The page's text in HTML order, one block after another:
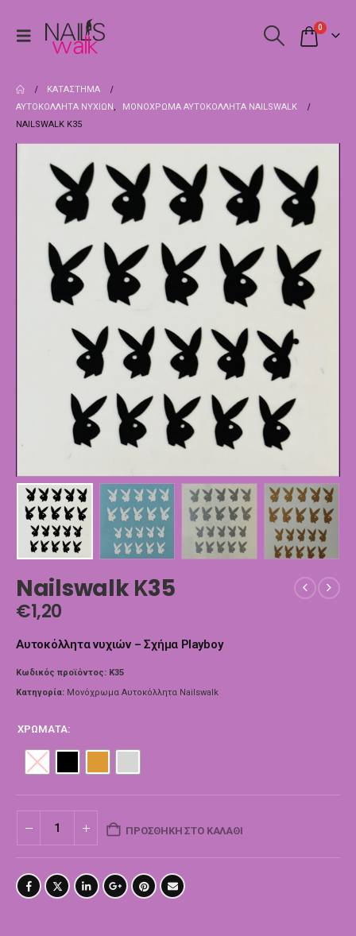
0
ΚΑΤΆΣΤΗΜΑ
ΑΥΤΟΚΌΛΛΗΤΑ ΝΥΧΙΏΝ,
ΜΟΝΌΧΡΩΜΑ ΑΥΤΟΚΌΛΛΗΤΑ NAILSWALK
NAILSWALK Κ35
Nailswalk Κ35
€1,20
Αυτοκόλλητα νυχιών – Σχήμα Playboy
Κωδικός προϊόντος: Κ35
Κατηγορία: Μονόχρωμα Αυτοκόλλητα Nailswalk
ΧΡΏΜΑΤΑ
ΠΡΟΣΘΉΚΗ ΣΤΟ ΚΑΛΆΘΙ